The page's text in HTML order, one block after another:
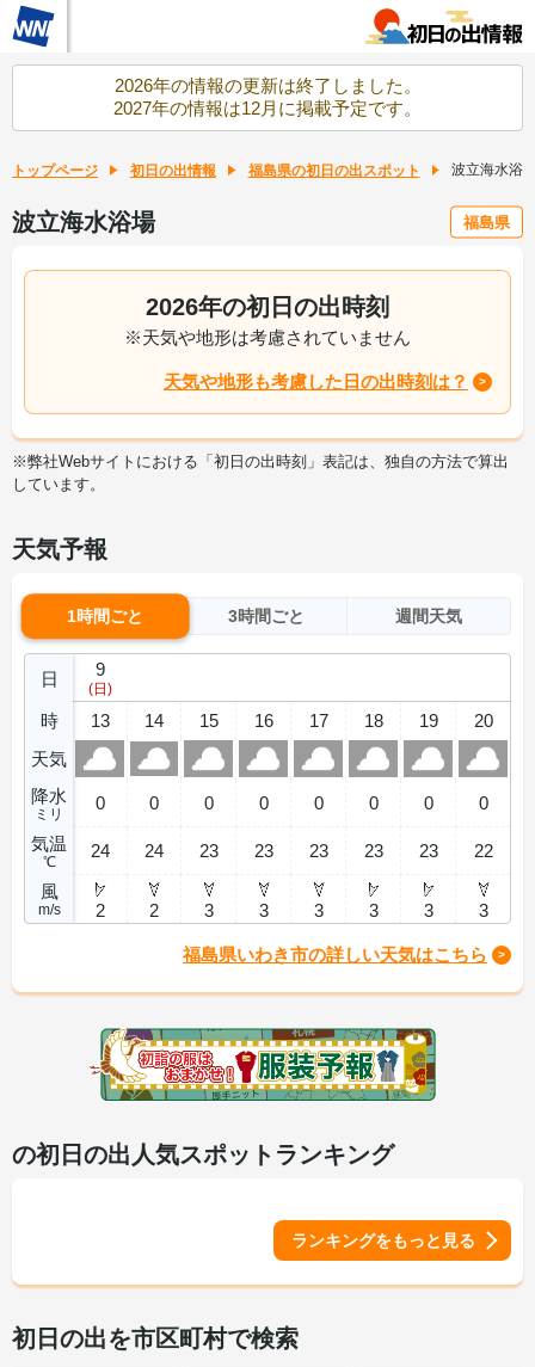
2026年の情報の更新は終了しました。
2027年の情報は12月に掲載予定です。
トップページ 初日の出情報 福島県の初日の出スポット 波立海水浴
波立海水浴場 福島県
2026年の初日の出時刻
※天気や地形は考慮されていません
天気や地形も考慮した日の出時刻は？
※弊社Webサイトにおける「初日の出時刻」表記は、独自の方法で算出
しています。
天気予報
1時間ごと 3時間ごと 週間天気
日
時
天気
降水
ミリ
気温
℃
風
m/s
9
(日)
13
0
24
2
14
0
24
2
15
0
23
3
16
0
23
3
17
0
23
3
18
0
23
3
19
0
23
3
20
0
22
3
福島県いわき市の詳しい天気はこちら
の初日の出人気スポットランキング
ランキングをもっと見る
初日の出を市区町村で検索